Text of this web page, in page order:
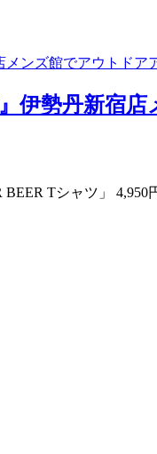
ンズ館でアウトド
伊勢丹新宿
Tシャツ」 4,950